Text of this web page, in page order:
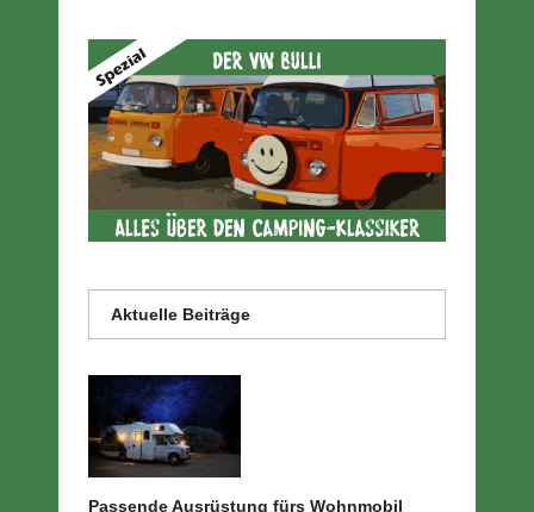
Aktuelle Beiträge
Passende Ausrüstung fürs Wohnmobil